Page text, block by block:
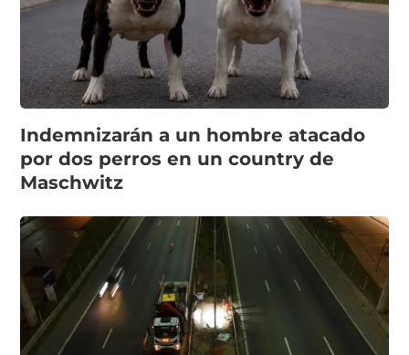
Indemnizarán a un hombre atacado
por dos perros en un country de
Maschwitz